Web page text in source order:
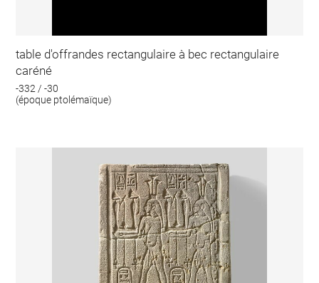
table d'offrandes rectangulaire à bec rectangulaire
caréné
-332 / -30
(époque ptolémaïque)